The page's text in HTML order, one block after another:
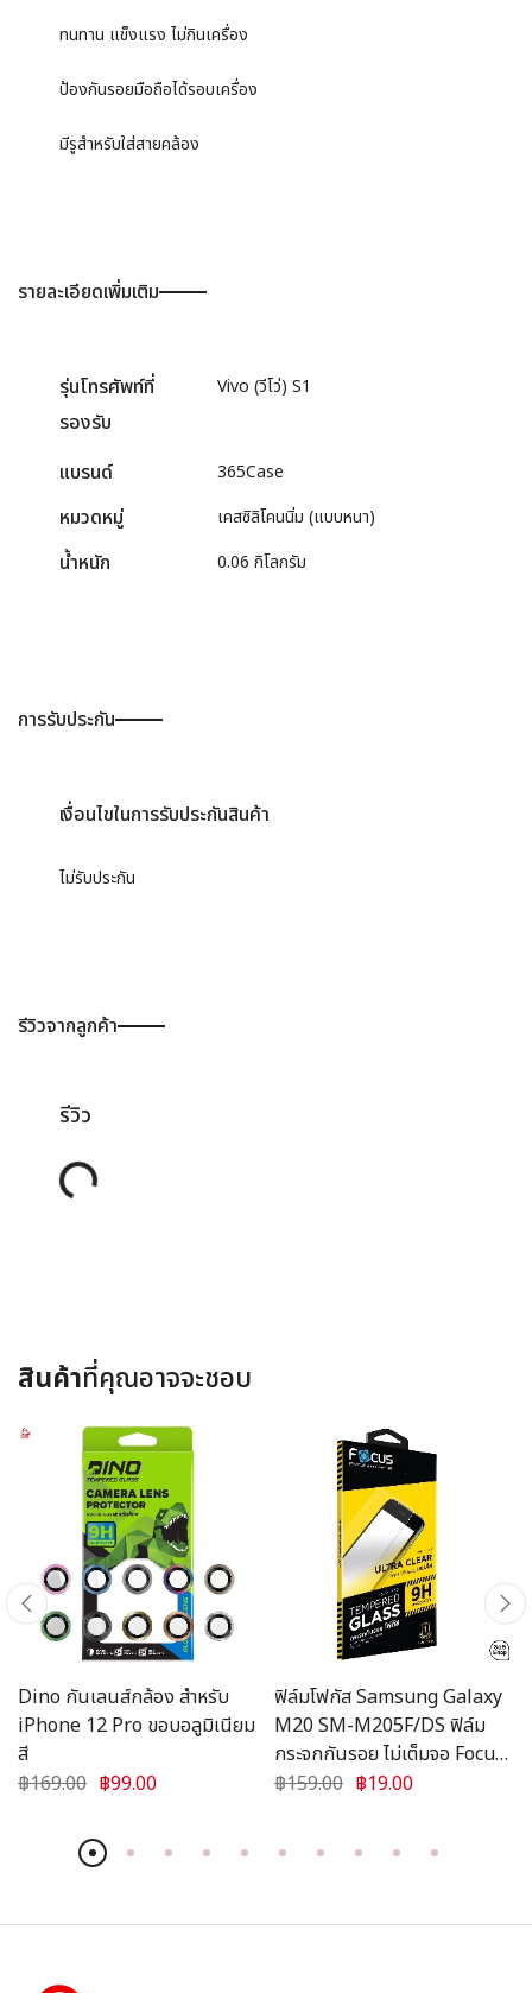
ทนทาน แข็งแรง ไม่กินเครื่อง
ป้องกันรอยมือถือได้รอบเครื่อง
มีรูสำหรับใส่สายคล้อง
รายละเอียดเพิ่มเติม
รุ่นโทรศัพท์ที่
รองรับ
Vivo (วีโว่) S1
แบรนด์ 365Case
หมวดหมู่ เคสซิลิโคนนิ่ม (แบบหนา)
น้ำหนัก 0.06 กิโลกรัม
การรับประกัน
เงื่อนไขในการรับประกันสินค้า
ไม่รับประกัน
รีวิวจากลูกค้า
รีวิว
Loading...
สินค้าที่คุณอาจจะชอบ
Dino กันเลนส์กล้อง สำหรับ
iPhone 12 Pro ขอบอลูมิเนียม
สี
฿169.00 ฿99.00
ฟิล์มโฟกัส Samsung Galaxy
M20 SM-M205F/DS ฟิล์ม
กระจกกันรอย ไม่เต็มจอ Focus
แบบใส
฿159.00 ฿19.00